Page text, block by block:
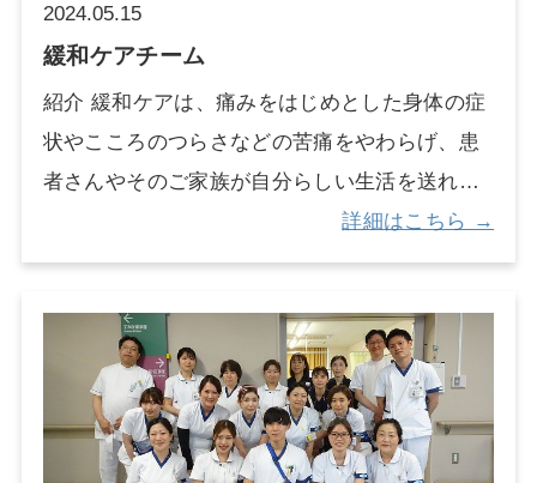
んの場合は、児童青年精神科医師が対応してい
ます。 複雑な精神的/心理的状態にある入院中の
患者さんに対して、それぞれの専門性を生かし
たチーム医療を行っています。 活動内容 身体
科医師や病棟看護師から介入依頼のあった患者
さんのところへ、精神科リエゾンチームが訪問
します。お困りごとやお悩みごとに応じて、精
神科的な治療を提供したり、お話をうかがうこ
とで心理的なサポートを行います。 患者さんの
精神的/心理的状態をよりよく理解できるよう、
身体科医師や病棟看護師と共に、心のケアやよ
2024.05.15
緩和ケアチーム
紹介 緩和ケアは、痛みをはじめとした身体の症
状やこころのつらさなどの苦痛をやわらげ、患
者さんやそのご家族が自分らしい生活を送れる
よう支えていくケアです。 緩和ケアは、自宅や
病院(入院・外来)その他の施設など、どこでも
め、さまざまな専門家がチームを組んだ「緩和
ケアチーム」があります。「痛くて動けない」
「便秘で困っている」「不安で眠れない」など
の症状やお困りごとに対して、一緒に考え、自
詳細はこちら →